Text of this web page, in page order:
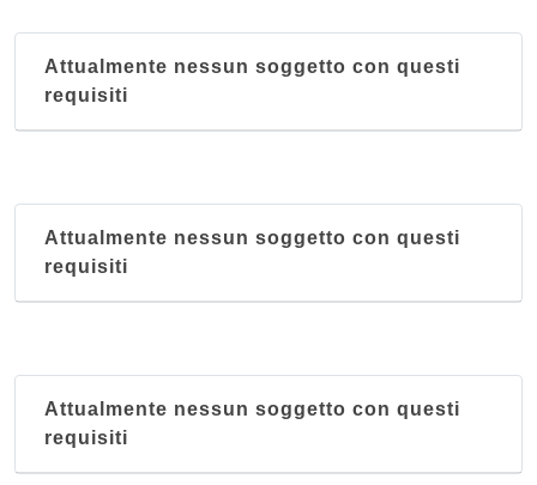
Attualmente nessun soggetto con questi
requisiti
Attualmente nessun soggetto con questi
requisiti
Attualmente nessun soggetto con questi
requisiti